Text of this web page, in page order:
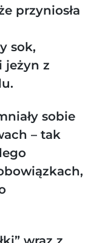
przyniosła
sok,
jeżyn z
sobie
– tak